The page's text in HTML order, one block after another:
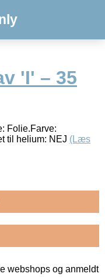
'I' – 35
Folie.Farve:
til helium: NEJ (Læs
webshops og anmeldt